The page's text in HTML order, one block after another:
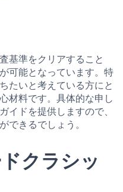
基準をクリアすること
可能となっています。特
たいと考えている方にと
材料です。具体的な申し
イドを提供しますので、
できるでしょう。
クラシッ